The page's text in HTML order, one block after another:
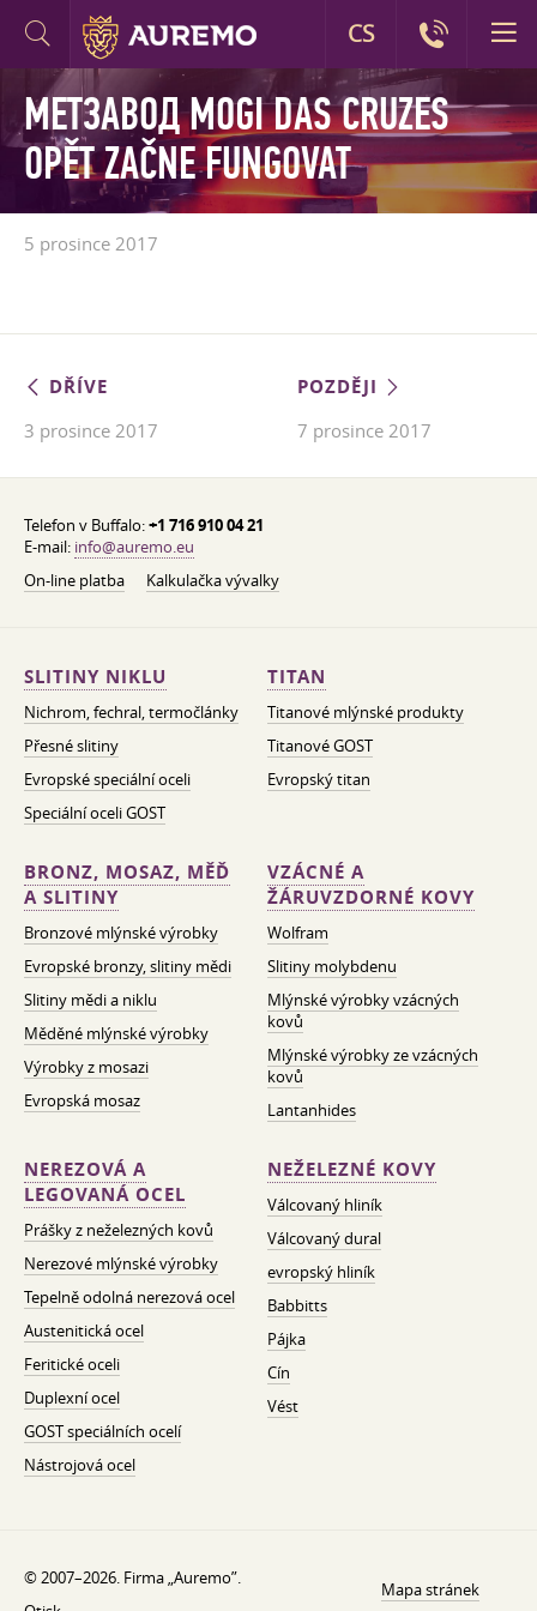
МЕТЗАВОД MOGI DAS CRUZES
OPĚT ZAČNE FUNGOVAT
5 prosince 2017
DŘÍVE
3 prosince 2017
POZDĚJI
7 prosince 2017
Telefon v Buffalo:+1 716 910 04 21
E-mail: info@auremo.eu
On-line platba
Kalkulačka vývalky
SLITINY NIKLU
Nichrom, fechral, termočlánky
Přesné slitiny
Evropské speciální oceli
Speciální oceli GOST
TITAN
Titanové mlýnské produkty
Titanové GOST
Evropský titan
BRONZ, MOSAZ, MĚĎ
A SLITINY
Bronzové mlýnské výrobky
Evropské bronzy, slitiny mědi
Slitiny mědi a niklu
Měděné mlýnské výrobky
Výrobky z mosazi
Evropská mosaz
VZÁCNÉ A
ŽÁRUVZDORNÉ KOVY
Wolfram
Slitiny molybdenu
Mlýnské výrobky vzácných
kovů
Mlýnské výrobky ze vzácných
kovů
Lantanhides
NEREZOVÁ A
LEGOVANÁ OCEL
Prášky z neželezných kovů
Nerezové mlýnské výrobky
Tepelně odolná nerezová ocel
Austenitická ocel
Feritické oceli
Duplexní ocel
GOST speciálních ocelí
Nástrojová ocel
NEŽELEZNÉ KOVY
Válcovaný hliník
Válcovaný dural
evropský hliník
Babbitts
Pájka
Cín
Vést
© 2007–2026. Firma „Auremo”.
Mapa stránek
CS